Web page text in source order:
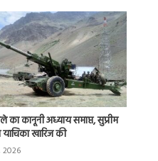
का कानूनी अध्याय समाप्त, सुप्रीम
खारिज की